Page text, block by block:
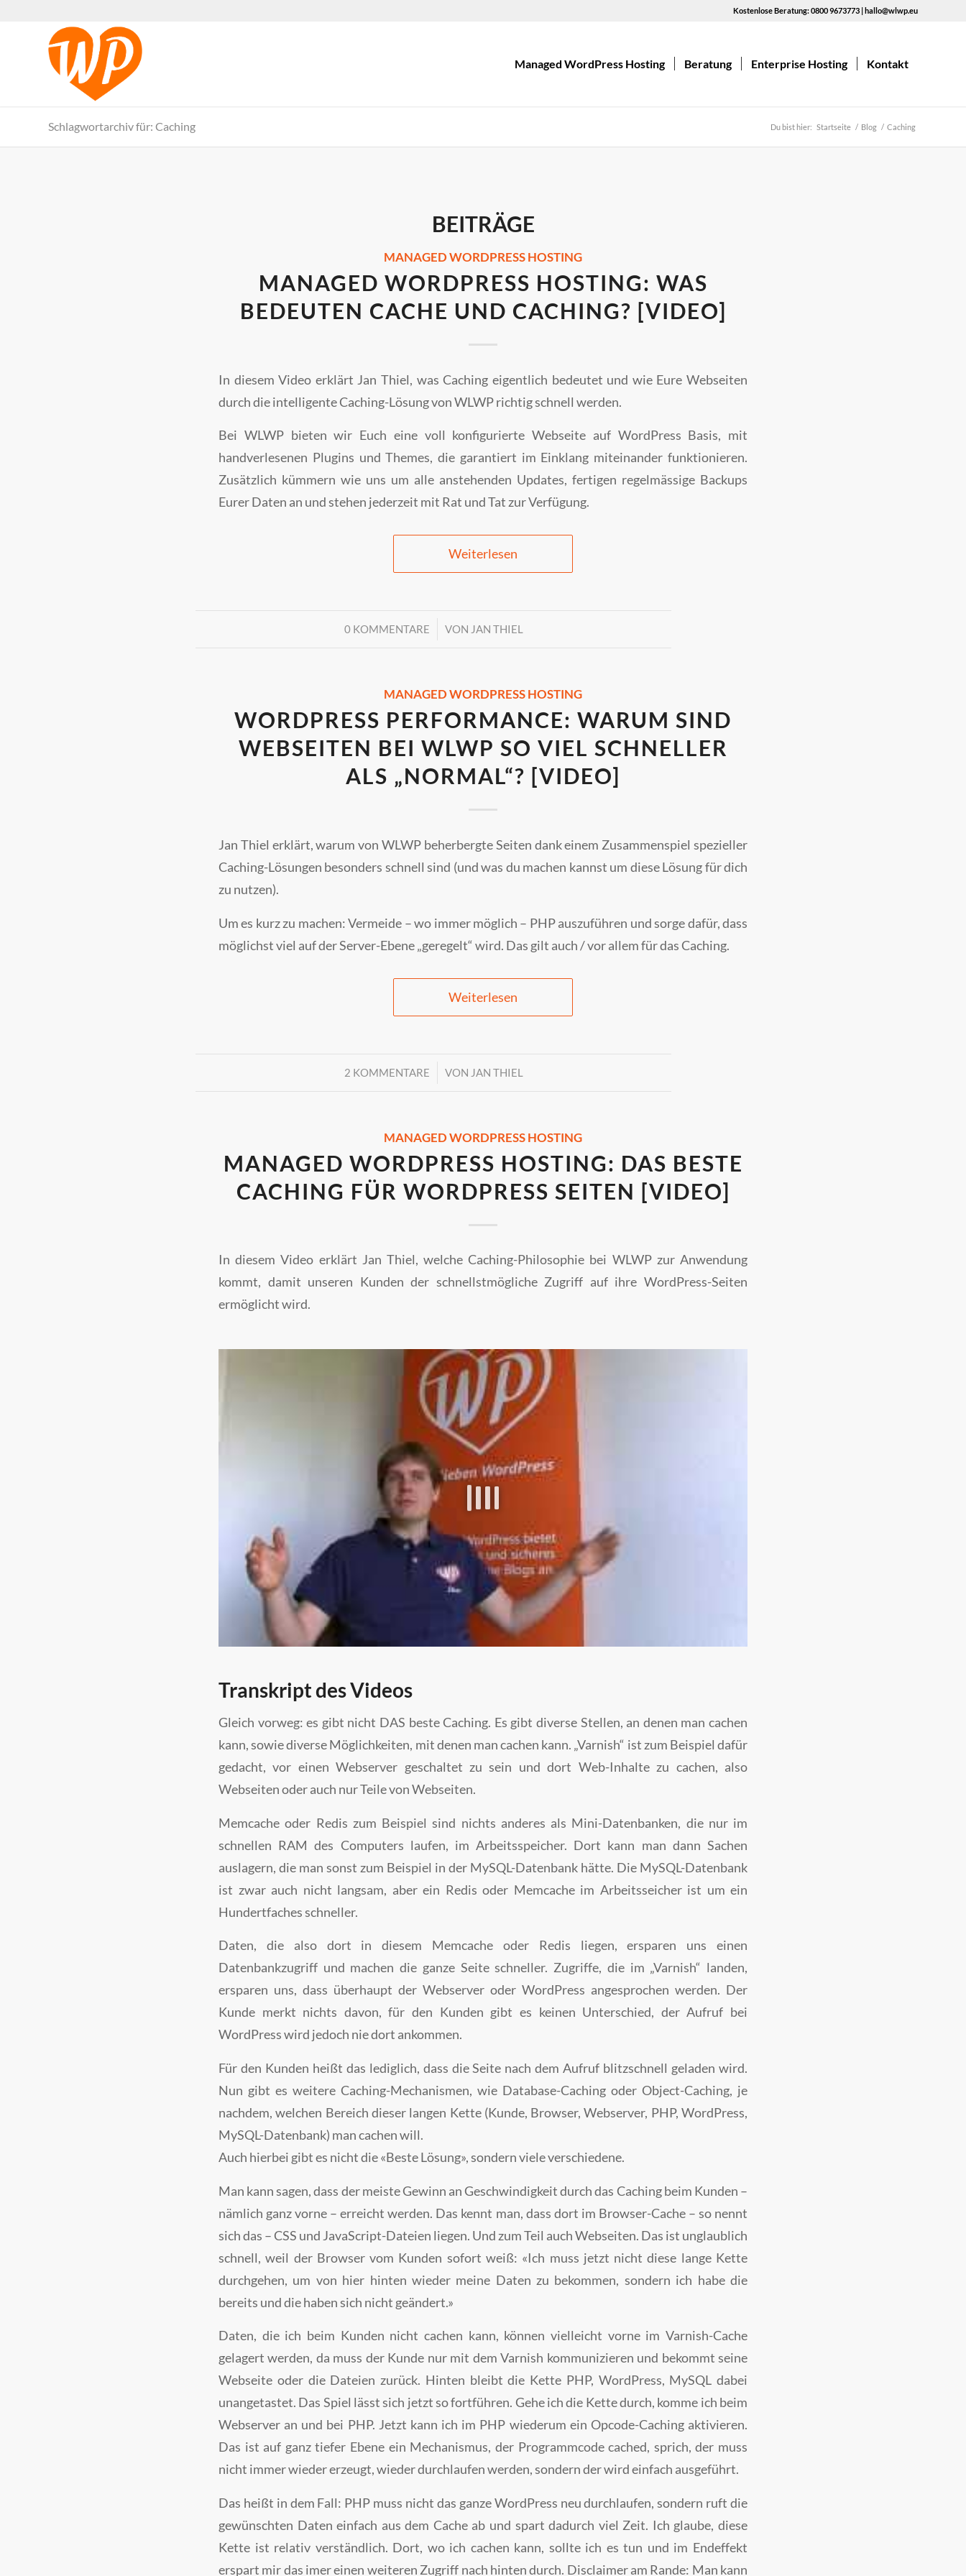
Kostenlose Beratung: 0800 9673773 | hallo@wlwp.eu
Managed WordPress Hosting Beratung Enterprise Hosting Kontakt
Schlagwortarchiv für: Caching Du bist hier: Startseite / Blog / Caching
BEITRÄGE
MANAGED WORDPRESS HOSTING
MANAGED WORDPRESS HOSTING: WAS
BEDEUTEN CACHE UND CACHING? [VIDEO]
In diesem Video erklärt Jan Thiel, was Caching eigentlich bedeutet und wie Eure Webseiten
durch die intelligente Caching-Lösung von WLWP richtig schnell werden.
Bei WLWP bieten wir Euch eine voll konfigurierte Webseite auf WordPress Basis, mit
handverlesenen Plugins und Themes, die garantiert im Einklang miteinander funktionieren.
Zusätzlich kümmern wie uns um alle anstehenden Updates, fertigen regelmässige Backups
Eurer Daten an und stehen jederzeit mit Rat und Tat zur Verfügung.
Weiterlesen
0 KOMMENTARE
/ VON JAN THIEL
MANAGED WORDPRESS HOSTING
WORDPRESS PERFORMANCE: WARUM SIND
WEBSEITEN BEI WLWP SO VIEL SCHNELLER
ALS „NORMAL“? [VIDEO]
Jan Thiel erklärt, warum von WLWP beherbergte Seiten dank einem Zusammenspiel spezieller
Caching-Lösungen besonders schnell sind (und was du machen kannst um diese Lösung für dich
zu nutzen).
Um es kurz zu machen: Vermeide – wo immer möglich – PHP auszuführen und sorge dafür, dass
möglichst viel auf der Server-Ebene „geregelt“ wird. Das gilt auch / vor allem für das Caching.
Weiterlesen
2 KOMMENTARE
/ VON JAN THIEL
MANAGED WORDPRESS HOSTING
MANAGED WORDPRESS HOSTING: DAS BESTE
CACHING FÜR WORDPRESS SEITEN [VIDEO]
In diesem Video erklärt Jan Thiel, welche Caching-Philosophie bei WLWP zur Anwendung
kommt, damit unseren Kunden der schnellstmögliche Zugriff auf ihre WordPress-Seiten
ermöglicht wird.
Transkript des Videos
Gleich vorweg: es gibt nicht DAS beste Caching. Es gibt diverse Stellen, an denen man cachen
kann, sowie diverse Möglichkeiten, mit denen man cachen kann. „Varnish“ ist zum Beispiel dafür
gedacht, vor einen Webserver geschaltet zu sein und dort Web-Inhalte zu cachen, also
Webseiten oder auch nur Teile von Webseiten.
Memcache oder Redis zum Beispiel sind nichts anderes als Mini-Datenbanken, die nur im
schnellen RAM des Computers laufen, im Arbeitsspeicher. Dort kann man dann Sachen
auslagern, die man sonst zum Beispiel in der MySQL-Datenbank hätte. Die MySQL-Datenbank
ist zwar auch nicht langsam, aber ein Redis oder Memcache im Arbeitsseicher ist um ein
Hundertfaches schneller.
Daten, die also dort in diesem Memcache oder Redis liegen, ersparen uns einen
Datenbankzugriff und machen die ganze Seite schneller. Zugriffe, die im „Varnish“ landen,
ersparen uns, dass überhaupt der Webserver oder WordPress angesprochen werden. Der
Kunde merkt nichts davon, für den Kunden gibt es keinen Unterschied, der Aufruf bei
WordPress wird jedoch nie dort ankommen.
Für den Kunden heißt das lediglich, dass die Seite nach dem Aufruf blitzschnell geladen wird.
Nun gibt es weitere Caching-Mechanismen, wie Database-Caching oder Object-Caching, je
nachdem, welchen Bereich dieser langen Kette (Kunde, Browser, Webserver, PHP, WordPress,
MySQL-Datenbank) man cachen will.
Auch hierbei gibt es nicht die «Beste Lösung», sondern viele verschiedene.
Man kann sagen, dass der meiste Gewinn an Geschwindigkeit durch das Caching beim Kunden –
nämlich ganz vorne – erreicht werden. Das kennt man, dass dort im Browser-Cache – so nennt
sich das – CSS und JavaScript-Dateien liegen. Und zum Teil auch Webseiten. Das ist unglaublich
schnell, weil der Browser vom Kunden sofort weiß: «Ich muss jetzt nicht diese lange Kette
durchgehen, um von hier hinten wieder meine Daten zu bekommen, sondern ich habe die
bereits und die haben sich nicht geändert.»
Daten, die ich beim Kunden nicht cachen kann, können vielleicht vorne im Varnish-Cache
gelagert werden, da muss der Kunde nur mit dem Varnish kommunizieren und bekommt seine
Webseite oder die Dateien zurück. Hinten bleibt die Kette PHP, WordPress, MySQL dabei
unangetastet. Das Spiel lässt sich jetzt so fortführen. Gehe ich die Kette durch, komme ich beim
Webserver an und bei PHP. Jetzt kann ich im PHP wiederum ein Opcode-Caching aktivieren.
Das ist auf ganz tiefer Ebene ein Mechanismus, der Programmcode cached, sprich, der muss
nicht immer wieder erzeugt, wieder durchlaufen werden, sondern der wird einfach ausgeführt.
Das heißt in dem Fall: PHP muss nicht das ganze WordPress neu durchlaufen, sondern ruft die
gewünschten Daten einfach aus dem Cache ab und spart dadurch viel Zeit. Ich glaube, diese
Kette ist relativ verständlich. Dort, wo ich cachen kann, sollte ich es tun und im Endeffekt
erspart mir das imer einen weiteren Zugriff nach hinten durch. Disclaimer am Rande: Man kann